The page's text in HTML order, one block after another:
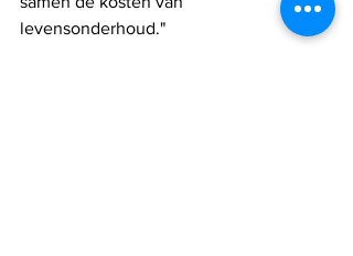
levensonderhoud."